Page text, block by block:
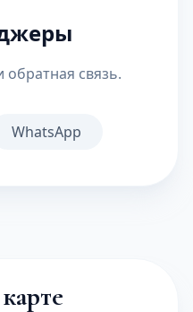
связь.
WhatsApp